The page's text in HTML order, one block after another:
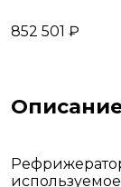
852 501 ₽